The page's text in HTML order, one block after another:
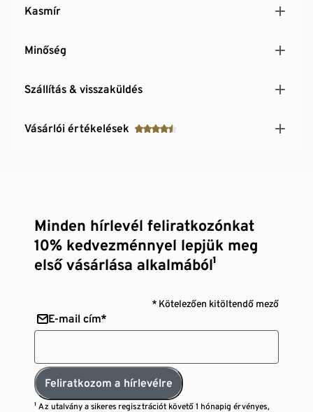
Kasmír
Minőség
Szállítás & visszaküldés
Vásárlói értékelések
Minden hírlevél feliratkozónkat
10% kedvezménnyel lepjük meg
első vásárlása alkalmából¹
* Kötelezően kitöltendő mező
E-mail cím*
Feliratkozom a hírlevélre
¹ Az utalvány a sikeres regisztrációt követő 1 hónapig érvényes,